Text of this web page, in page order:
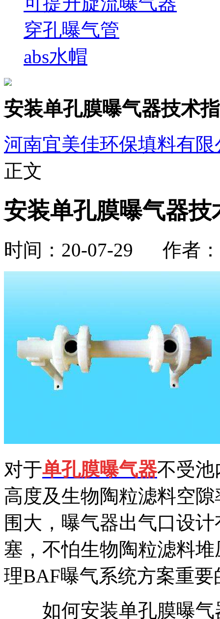
穿孔曝气管
abs水帽
安装单孔膜曝气器技术
河南宜美佳环保填料有限
正文
安装单孔膜曝气器技
时间：20-07-29 作者
对于单孔膜曝气器不受池
高度及生物陶粒滤料空
围大，曝气器出气口设
塞，不怕生物陶粒滤料
理BAF曝气系统方案重要
如何安装单孔膜曝气